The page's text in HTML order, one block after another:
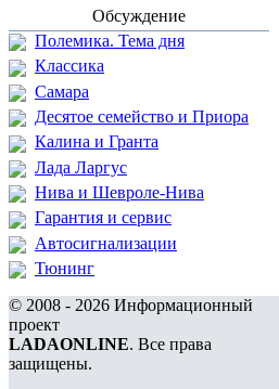
Обсуждение
Полемика. Тема дня
Классика
Самара
Десятое семейство и Приора
Калина и Гранта
Лада Ларгус
Нива и Шевроле-Нива
Гарантия и сервис
Автосигнализации
Тюнинг
© 2008 - 2026 Информационный
проект
LADAONLINE. Все права
защищены.